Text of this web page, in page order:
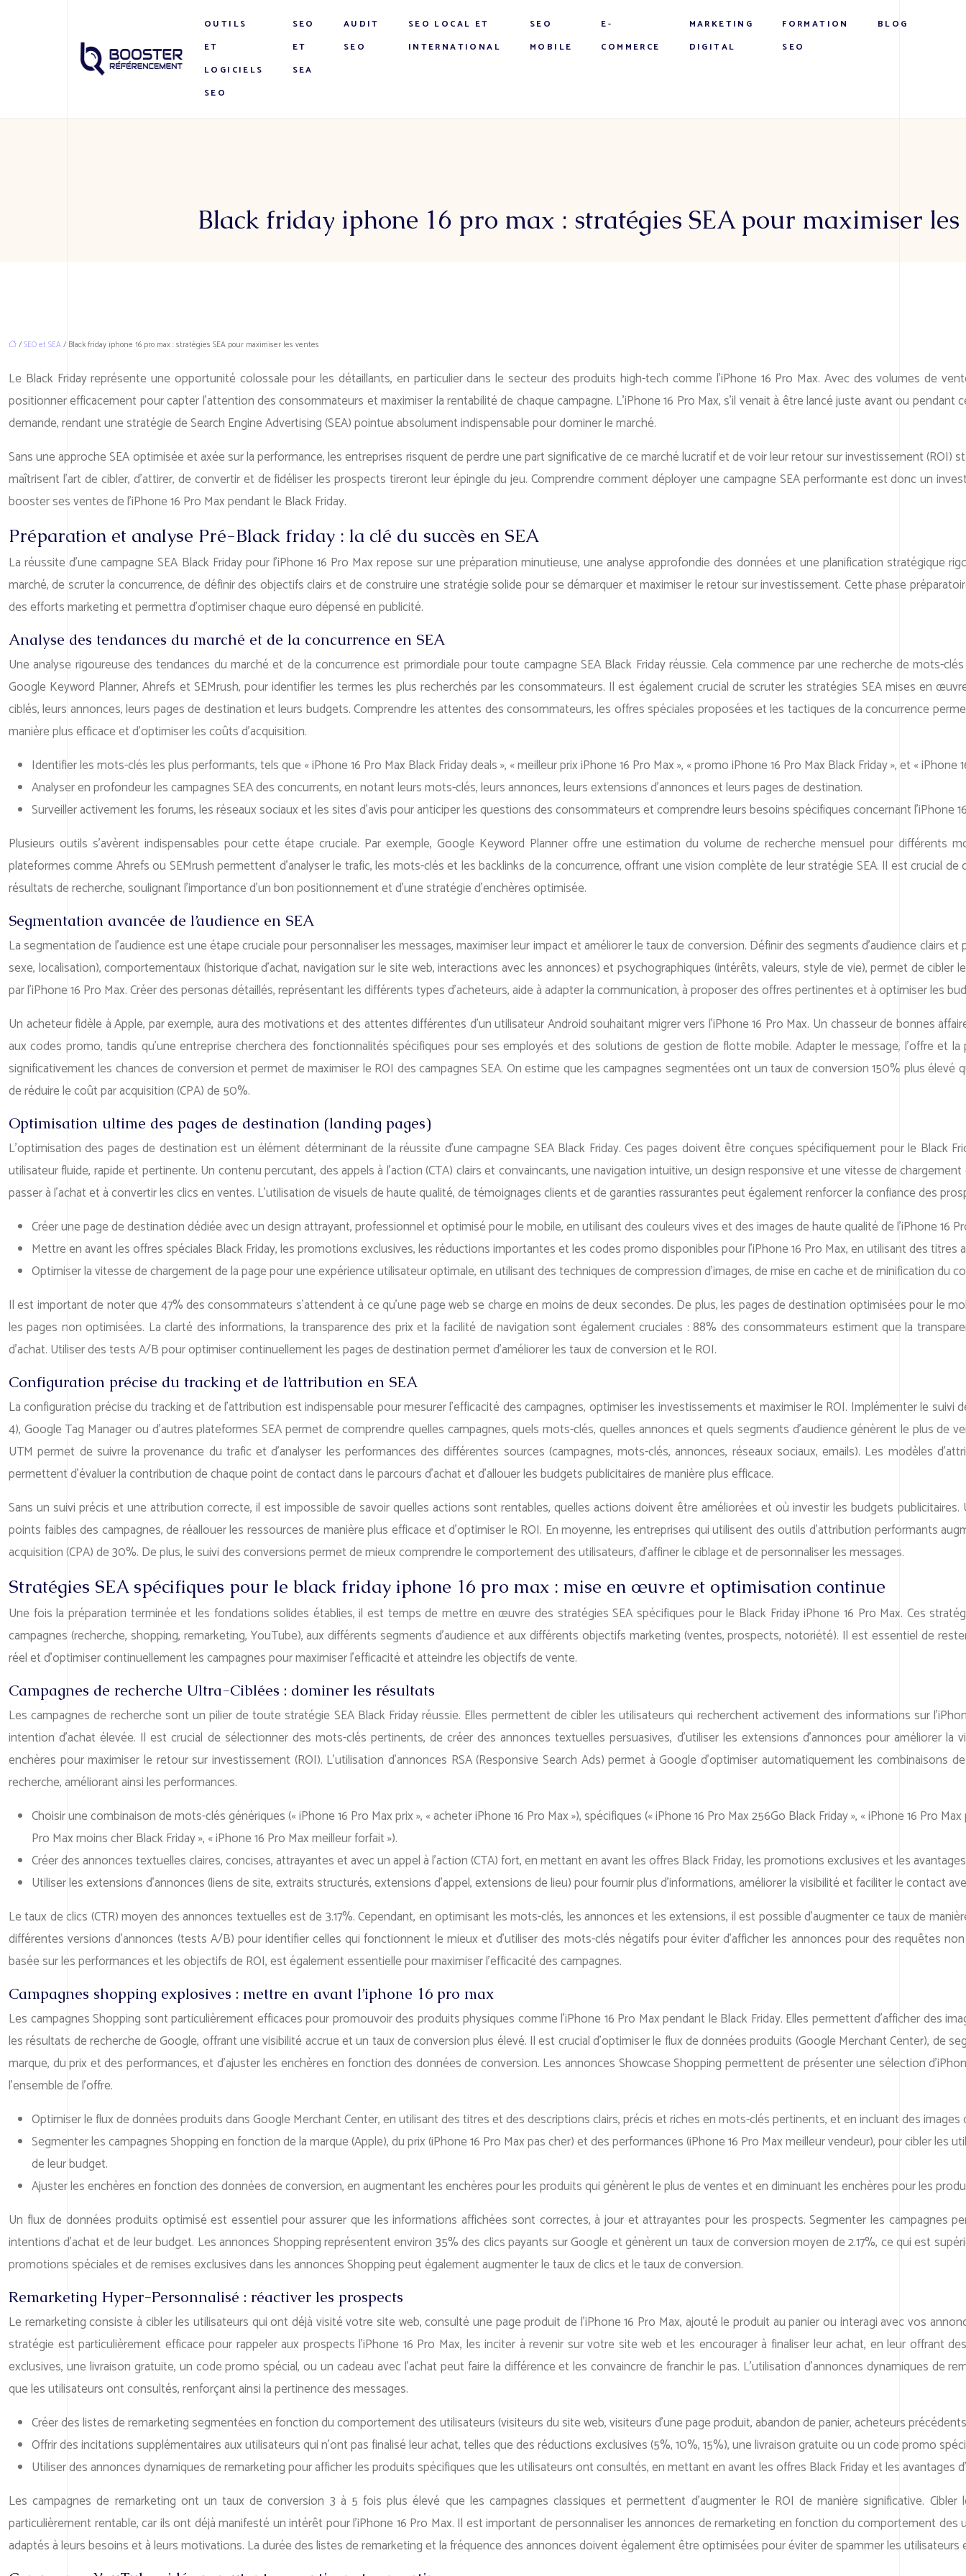
OUTILS
ET
LOGICIELS
SEO
SEO
ET
SEA
AUDIT
SEO
SEO LOCAL ET
INTERNATIONAL
SEO
MOBILE
E-
COMMERCE
MARKETING
DIGITAL
FORMATION
SEO
BLOG
Black friday iphone 16 pro max : stratégies SEA pour maximiser les
/SEO et SEA/ Black friday iphone 16 pro max : stratégies SEA pour maximiser les ventes
Le Black Friday représente une opportunité colossale pour les détaillants, en particulier dans le secteur des produits high-tech comme l’iPhone 16 Pro Max. Avec des volumes de
positionner efficacement pour capter l’attention des consommateurs et maximiser la rentabilité de chaque campagne. L’iPhone 16 Pro Max, s’il venait à être lancé juste avant ou
demande, rendant une stratégie de Search Engine Advertising (SEA) pointue absolument indispensable pour dominer le marché.
Sans une approche SEA optimisée et axée sur la performance, les entreprises risquent de perdre une part significative de ce marché lucratif et de voir leur retour sur investissement (ROI)
maîtrisent l’art de cibler, d’attirer, de convertir et de fidéliser les prospects tireront leur épingle du jeu. Comprendre comment déployer une campagne SEA performante est donc un
booster ses ventes de l’iPhone 16 Pro Max pendant le Black Friday.
Préparation et analyse Pré-Black friday : la clé du succès en SEA
La réussite d’une campagne SEA Black Friday pour l’iPhone 16 Pro Max repose sur une préparation minutieuse, une analyse approfondie des données et une planification stratégique
marché, de scruter la concurrence, de définir des objectifs clairs et de construire une stratégie solide pour se démarquer et maximiser le retour sur investissement. Cette phase
des efforts marketing et permettra d’optimiser chaque euro dépensé en publicité.
Analyse des tendances du marché et de la concurrence en SEA
Une analyse rigoureuse des tendances du marché et de la concurrence est primordiale pour toute campagne SEA Black Friday réussie. Cela commence par une recherche de mots-
Google Keyword Planner, Ahrefs et SEMrush, pour identifier les termes les plus recherchés par les consommateurs. Il est également crucial de scruter les stratégies SEA mises en
ciblés, leurs annonces, leurs pages de destination et leurs budgets. Comprendre les attentes des consommateurs, les offres spéciales proposées et les tactiques de la concurrence
manière plus efficace et d’optimiser les coûts d’acquisition.
Identifier les mots-clés les plus performants, tels que « iPhone 16 Pro Max Black Friday deals », « meilleur prix iPhone 16 Pro Max », « promo iPhone 16 Pro Max Black Friday », et « iPhone
Analyser en profondeur les campagnes SEA des concurrents, en notant leurs mots-clés, leurs annonces, leurs extensions d’annonces et leurs pages de destination.
Surveiller activement les forums, les réseaux sociaux et les sites d’avis pour anticiper les questions des consommateurs et comprendre leurs besoins spécifiques concernant l’iPhone
Plusieurs outils s’avèrent indispensables pour cette étape cruciale. Par exemple, Google Keyword Planner offre une estimation du volume de recherche mensuel pour différents
plateformes comme Ahrefs ou SEMrush permettent d’analyser le trafic, les mots-clés et les backlinks de la concurrence, offrant une vision complète de leur stratégie SEA. Il est crucial
résultats de recherche, soulignant l’importance d’un bon positionnement et d’une stratégie d’enchères optimisée.
Segmentation avancée de l’audience en SEA
La segmentation de l’audience est une étape cruciale pour personnaliser les messages, maximiser leur impact et améliorer le taux de conversion. Définir des segments d’audience clairs
sexe, localisation), comportementaux (historique d’achat, navigation sur le site web, interactions avec les annonces) et psychographiques (intérêts, valeurs, style de vie), permet de cibler
par l’iPhone 16 Pro Max. Créer des personas détaillés, représentant les différents types d’acheteurs, aide à adapter la communication, à proposer des offres pertinentes et à optimiser les
Un acheteur fidèle à Apple, par exemple, aura des motivations et des attentes différentes d’un utilisateur Android souhaitant migrer vers l’iPhone 16 Pro Max. Un chasseur de bonnes
aux codes promo, tandis qu’une entreprise cherchera des fonctionnalités spécifiques pour ses employés et des solutions de gestion de flotte mobile. Adapter le message, l’offre et
significativement les chances de conversion et permet de maximiser le ROI des campagnes SEA. On estime que les campagnes segmentées ont un taux de conversion 150% plus
de réduire le coût par acquisition (CPA) de 50%.
Optimisation ultime des pages de destination (landing pages)
L’optimisation des pages de destination est un élément déterminant de la réussite d’une campagne SEA Black Friday. Ces pages doivent être conçues spécifiquement pour le Black
utilisateur fluide, rapide et pertinente. Un contenu percutant, des appels à l’action (CTA) clairs et convaincants, une navigation intuitive, un design responsive et une vitesse de
passer à l’achat et à convertir les clics en ventes. L’utilisation de visuels de haute qualité, de témoignages clients et de garanties rassurantes peut également renforcer la confiance des
Créer une page de destination dédiée avec un design attrayant, professionnel et optimisé pour le mobile, en utilisant des couleurs vives et des images de haute qualité de l’iPhone 16
Mettre en avant les offres spéciales Black Friday, les promotions exclusives, les réductions importantes et les codes promo disponibles pour l’iPhone 16 Pro Max, en utilisant des
Optimiser la vitesse de chargement de la page pour une expérience utilisateur optimale, en utilisant des techniques de compression d’images, de mise en cache et de minification du
Il est important de noter que 47% des consommateurs s’attendent à ce qu’une page web se charge en moins de deux secondes. De plus, les pages de destination optimisées pour le
les pages non optimisées. La clarté des informations, la transparence des prix et la facilité de navigation sont également cruciales : 88% des consommateurs estiment que la
d’achat. Utiliser des tests A/B pour optimiser continuellement les pages de destination permet d’améliorer les taux de conversion et le ROI.
Configuration précise du tracking et de l’attribution en SEA
La configuration précise du tracking et de l’attribution est indispensable pour mesurer l’efficacité des campagnes, optimiser les investissements et maximiser le ROI. Implémenter le suivi
4), Google Tag Manager ou d’autres plateformes SEA permet de comprendre quelles campagnes, quels mots-clés, quelles annonces et quels segments d’audience génèrent le plus de
UTM permet de suivre la provenance du trafic et d’analyser les performances des différentes sources (campagnes, mots-clés, annonces, réseaux sociaux, emails). Les modèles
permettent d’évaluer la contribution de chaque point de contact dans le parcours d’achat et d’allouer les budgets publicitaires de manière plus efficace.
Sans un suivi précis et une attribution correcte, il est impossible de savoir quelles actions sont rentables, quelles actions doivent être améliorées et où investir les budgets
points faibles des campagnes, de réallouer les ressources de manière plus efficace et d’optimiser le ROI. En moyenne, les entreprises qui utilisent des outils d’attribution performants
acquisition (CPA) de 30%. De plus, le suivi des conversions permet de mieux comprendre le comportement des utilisateurs, d’affiner le ciblage et de personnaliser les messages.
Stratégies SEA spécifiques pour le black friday iphone 16 pro max : mise en œuvre et optimisation continue
Une fois la préparation terminée et les fondations solides établies, il est temps de mettre en œuvre des stratégies SEA spécifiques pour le Black Friday iPhone 16 Pro Max. Ces
campagnes (recherche, shopping, remarketing, YouTube), aux différents segments d’audience et aux différents objectifs marketing (ventes, prospects, notoriété). Il est essentiel de
réel et d’optimiser continuellement les campagnes pour maximiser l’efficacité et atteindre les objectifs de vente.
Campagnes de recherche Ultra-Ciblées : dominer les résultats
Les campagnes de recherche sont un pilier de toute stratégie SEA Black Friday réussie. Elles permettent de cibler les utilisateurs qui recherchent activement des informations sur
intention d’achat élevée. Il est crucial de sélectionner des mots-clés pertinents, de créer des annonces textuelles persuasives, d’utiliser les extensions d’annonces pour améliorer la
enchères pour maximiser le retour sur investissement (ROI). L’utilisation d’annonces RSA (Responsive Search Ads) permet à Google d’optimiser automatiquement les
recherche, améliorant ainsi les performances.
Choisir une combinaison de mots-clés génériques (« iPhone 16 Pro Max prix », « acheter iPhone 16 Pro Max »), spécifiques (« iPhone 16 Pro Max 256Go Black Friday », « iPhone 16 Pro
Pro Max moins cher Black Friday », « iPhone 16 Pro Max meilleur forfait »).
Créer des annonces textuelles claires, concises, attrayantes et avec un appel à l’action (CTA) fort, en mettant en avant les offres Black Friday, les promotions exclusives et les avantages
Utiliser les extensions d’annonces (liens de site, extraits structurés, extensions d’appel, extensions de lieu) pour fournir plus d’informations, améliorer la visibilité et faciliter le contact
Le taux de clics (CTR) moyen des annonces textuelles est de 3.17%. Cependant, en optimisant les mots-clés, les annonces et les extensions, il est possible d’augmenter ce taux de
différentes versions d’annonces (tests A/B) pour identifier celles qui fonctionnent le mieux et d’utiliser des mots-clés négatifs pour éviter d’afficher les annonces pour des requêtes
basée sur les performances et les objectifs de ROI, est également essentielle pour maximiser l’efficacité des campagnes.
Campagnes shopping explosives : mettre en avant l’iphone 16 pro max
Les campagnes Shopping sont particulièrement efficaces pour promouvoir des produits physiques comme l’iPhone 16 Pro Max pendant le Black Friday. Elles permettent d’afficher des
les résultats de recherche de Google, offrant une visibilité accrue et un taux de conversion plus élevé. Il est crucial d’optimiser le flux de données produits (Google Merchant Center), de
marque, du prix et des performances, et d’ajuster les enchères en fonction des données de conversion. Les annonces Showcase Shopping permettent de présenter une sélection
l’ensemble de l’offre.
Optimiser le flux de données produits dans Google Merchant Center, en utilisant des titres et des descriptions clairs, précis et riches en mots-clés pertinents, et en incluant des images
Segmenter les campagnes Shopping en fonction de la marque (Apple), du prix (iPhone 16 Pro Max pas cher) et des performances (iPhone 16 Pro Max meilleur vendeur), pour cibler les
de leur budget.
Ajuster les enchères en fonction des données de conversion, en augmentant les enchères pour les produits qui génèrent le plus de ventes et en diminuant les enchères pour les
Un flux de données produits optimisé est essentiel pour assurer que les informations affichées sont correctes, à jour et attrayantes pour les prospects. Segmenter les campagnes
intentions d’achat et de leur budget. Les annonces Shopping représentent environ 35% des clics payants sur Google et génèrent un taux de conversion moyen de 2.17%, ce qui est
promotions spéciales et de remises exclusives dans les annonces Shopping peut également augmenter le taux de clics et le taux de conversion.
Remarketing Hyper-Personnalisé : réactiver les prospects
Le remarketing consiste à cibler les utilisateurs qui ont déjà visité votre site web, consulté une page produit de l’iPhone 16 Pro Max, ajouté le produit au panier ou interagi avec vos
stratégie est particulièrement efficace pour rappeler aux prospects l’iPhone 16 Pro Max, les inciter à revenir sur votre site web et les encourager à finaliser leur achat, en leur offrant
exclusives, une livraison gratuite, un code promo spécial, ou un cadeau avec l’achat peut faire la différence et les convaincre de franchir le pas. L’utilisation d’annonces dynamiques de
que les utilisateurs ont consultés, renforçant ainsi la pertinence des messages.
Créer des listes de remarketing segmentées en fonction du comportement des utilisateurs (visiteurs du site web, visiteurs d’une page produit, abandon de panier, acheteurs
Offrir des incitations supplémentaires aux utilisateurs qui n’ont pas finalisé leur achat, telles que des réductions exclusives (5%, 10%, 15%), une livraison gratuite ou un code promo
Utiliser des annonces dynamiques de remarketing pour afficher les produits spécifiques que les utilisateurs ont consultés, en mettant en avant les offres Black Friday et les avantages
Les campagnes de remarketing ont un taux de conversion 3 à 5 fois plus élevé que les campagnes classiques et permettent d’augmenter le ROI de manière significative.
particulièrement rentable, car ils ont déjà manifesté un intérêt pour l’iPhone 16 Pro Max. Il est important de personnaliser les annonces de remarketing en fonction du comportement
adaptés à leurs besoins et à leurs motivations. La durée des listes de remarketing et la fréquence des annonces doivent également être optimisées pour éviter de spammer les utilisateurs